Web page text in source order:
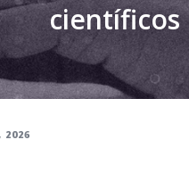
científicos
2026